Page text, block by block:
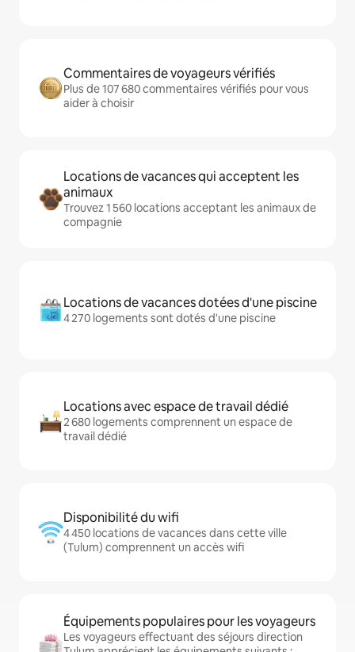
Commentaires de voyageurs vérifiés
Plus de 107 680 commentaires vérifiés pour vous
aider à choisir
Locations de vacances qui acceptent les
animaux
Trouvez 1 560 locations acceptant les animaux de
compagnie
Locations de vacances dotées d'une piscine
4 270 logements sont dotés d'une piscine
Locations avec espace de travail dédié
2 680 logements comprennent un espace de
travail dédié
Disponibilité du wifi
4 450 locations de vacances dans cette ville
(Tulum) comprennent un accès wifi
Équipements populaires pour les voyageurs
Les voyageurs effectuant des séjours direction